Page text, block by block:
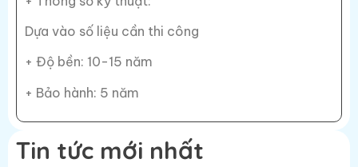
Dựa vào số liệu cần thi công
+ Độ bền: 10-15 năm
+ Bảo hành: 5 năm
Tin tức mới nhất